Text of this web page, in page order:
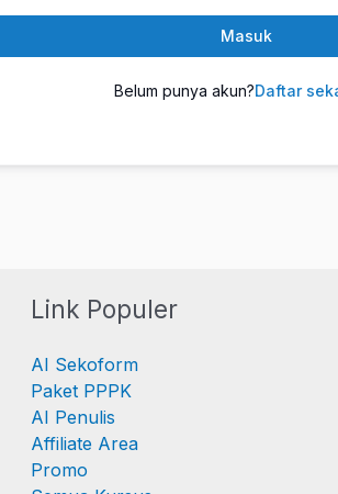
Masuk
Belum punya akun?Daftar
Link Populer
AI Sekoform
Paket PPPK
AI Penulis
Affiliate Area
Promo